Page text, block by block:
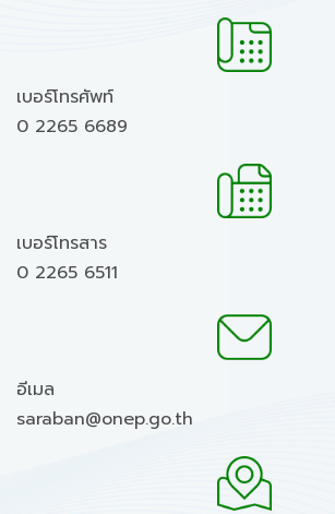
เบอร์โทรศัพท์
0 2265 6689
เบอร์โทรสาร
0 2265 6511
อีเมล
saraban@onep.go.th